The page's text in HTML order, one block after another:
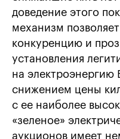
доведение этого
механизм
конкуренцию и
установления
на
снижением цены
с ее наиболее
«зеленое»
аукционов имеет